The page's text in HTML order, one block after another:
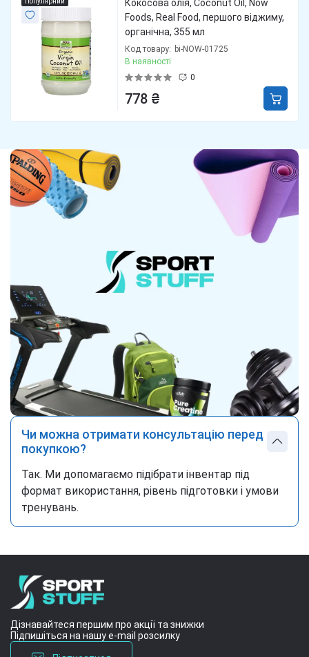
Кокосова олія, Coconut Oil, Now
Foods, Real Food, першого віджиму,
органічна, 355 мл
Код товару: bi-NOW-01725
В наявності
0
778 ₴
Чи можна отримати консультацію перед
покупкою?
Так. Ми допомагаємо підібрати інвентар під
формат використання, рівень підготовки і умови
тренувань.
Дізнавайтеся першим про акції та знижки
Підпишіться на нашу e-mail розсилку